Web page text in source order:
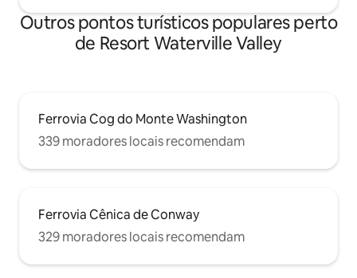
Outros pontos turísticos populares perto
de Resort Waterville Valley
Ferrovia Cog do Monte Washington
339 moradores locais recomendam
Ferrovia Cênica de Conway
329 moradores locais recomendam